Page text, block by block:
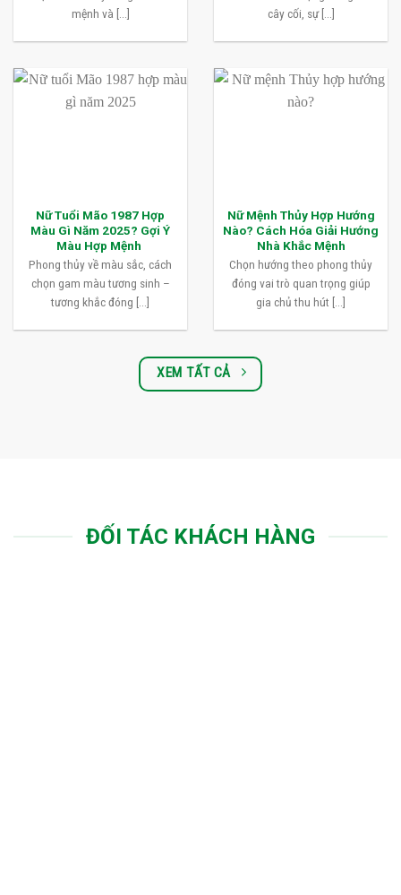
mệnh và [...]
cây cối, sự [...]
Nữ Tuổi Mão 1987 Hợp
Màu Gì Năm 2025? Gợi Ý
Màu Hợp Mệnh
Phong thủy về màu sắc, cách
chọn gam màu tương sinh –
tương khắc đóng [...]
Nữ Mệnh Thủy Hợp Hướng
Nào? Cách Hóa Giải Hướng
Nhà Khắc Mệnh
Chọn hướng theo phong thủy
đóng vai trò quan trọng giúp
gia chủ thu hút [...]
XEM TẤT CẢ
ĐỐI TÁC KHÁCH HÀNG